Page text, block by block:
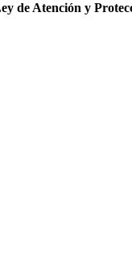
de Atención y